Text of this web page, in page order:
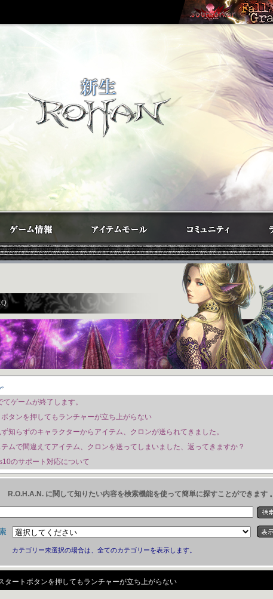
ゲームが終了します。
タンを押してもランチャーが立ち上がらない
知らずのキャラクターからアイテム、クロンが送られてきました。
ムで間違えてアイテム、クロンを送ってしまいました、返ってきますか？
のサポート対応について
R.O.H.A.N. に関して知りたい内容を検索機能を使って簡単に探すことができます 。
カテゴリー未選択の場合は、全てのカテゴリーを表示します。
タートボタンを押してもランチャーが立ち上がらない